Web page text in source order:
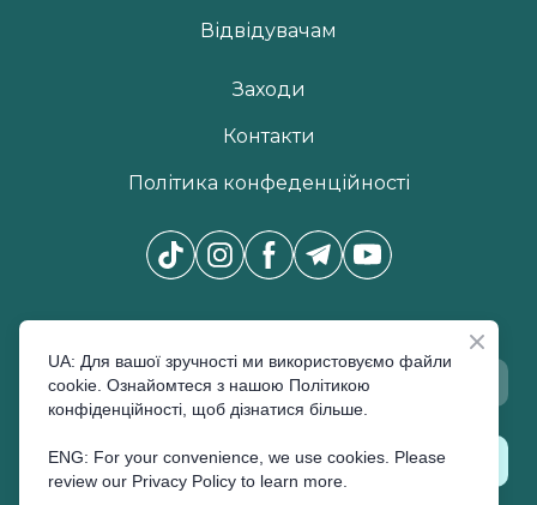
Відвідувачам
Заходи
Контакти
Політика конфеденційності
ПІДПИСАТИСЬ
UA: Для вашої зручності ми використовуємо файли
cookie. Ознайомтеся з нашою Політикою
конфіденційності, щоб дізнатися більше.
ENG: For your convenience, we use cookies. Please
review our Privacy Policy to learn more.